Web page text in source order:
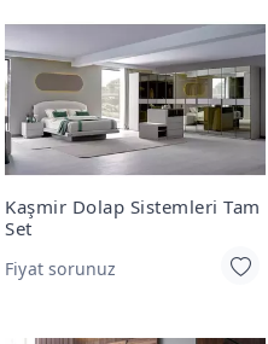
Kaşmir Dolap Sistemleri Tam
Set
Fiyat sorunuz